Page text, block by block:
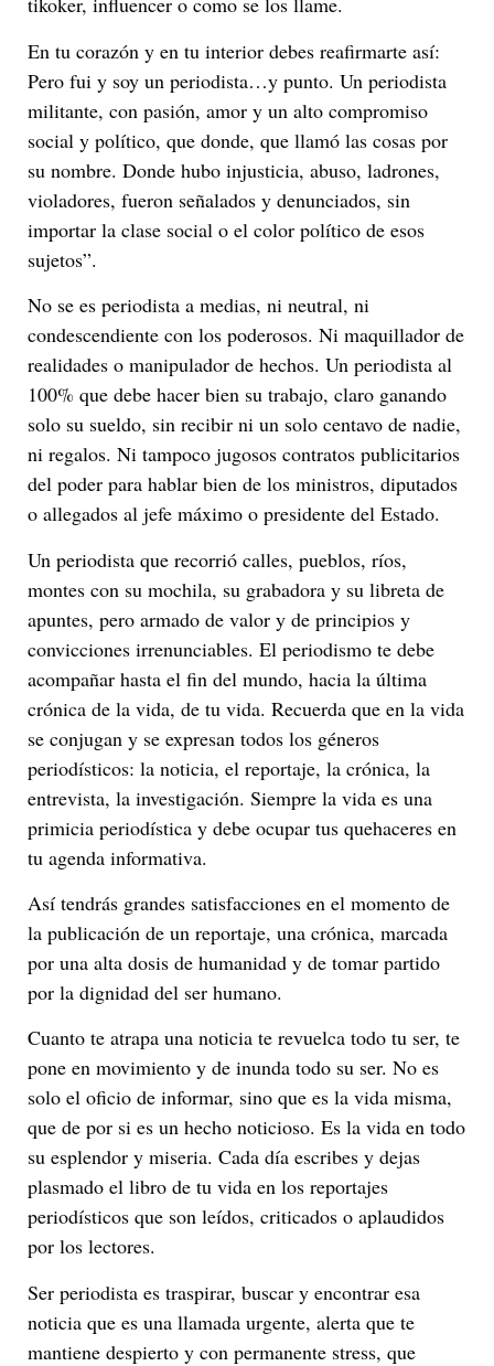
En tu corazón y en tu interior debes reafirmarte así:
Pero fui y soy un periodista…y punto. Un periodista
militante, con pasión, amor y un alto compromiso
social y político, que donde, que llamó las cosas por
su nombre. Donde hubo injusticia, abuso, ladrones,
violadores, fueron señalados y denunciados, sin
importar la clase social o el color político de esos
sujetos”.
No se es periodista a medias, ni neutral, ni
condescendiente con los poderosos. Ni maquillador de
realidades o manipulador de hechos. Un periodista al
100% que debe hacer bien su trabajo, claro ganando
solo su sueldo, sin recibir ni un solo centavo de nadie,
ni regalos. Ni tampoco jugosos contratos publicitarios
del poder para hablar bien de los ministros, diputados
o allegados al jefe máximo o presidente del Estado.
Un periodista que recorrió calles, pueblos, ríos,
montes con su mochila, su grabadora y su libreta de
apuntes, pero armado de valor y de principios y
convicciones irrenunciables. El periodismo te debe
acompañar hasta el fin del mundo, hacia la última
crónica de la vida, de tu vida. Recuerda que en la vida
se conjugan y se expresan todos los géneros
periodísticos: la noticia, el reportaje, la crónica, la
entrevista, la investigación. Siempre la vida es una
primicia periodística y debe ocupar tus quehaceres en
tu agenda informativa.
Así tendrás grandes satisfacciones en el momento de
la publicación de un reportaje, una crónica, marcada
por una alta dosis de humanidad y de tomar partido
por la dignidad del ser humano.
Cuanto te atrapa una noticia te revuelca todo tu ser, te
pone en movimiento y de inunda todo su ser. No es
solo el oficio de informar, sino que es la vida misma,
que de por si es un hecho noticioso. Es la vida en todo
su esplendor y miseria. Cada día escribes y dejas
plasmado el libro de tu vida en los reportajes
periodísticos que son leídos, criticados o aplaudidos
por los lectores.
Ser periodista es traspirar, buscar y encontrar esa
noticia que es una llamada urgente, alerta que te
mantiene despierto y con permanente stress, que